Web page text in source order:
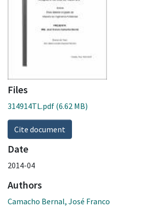
Files
314914TL.pdf (6.62 MB)
Cite document
Date
2014-04
Authors
Camacho Bernal, José Franco